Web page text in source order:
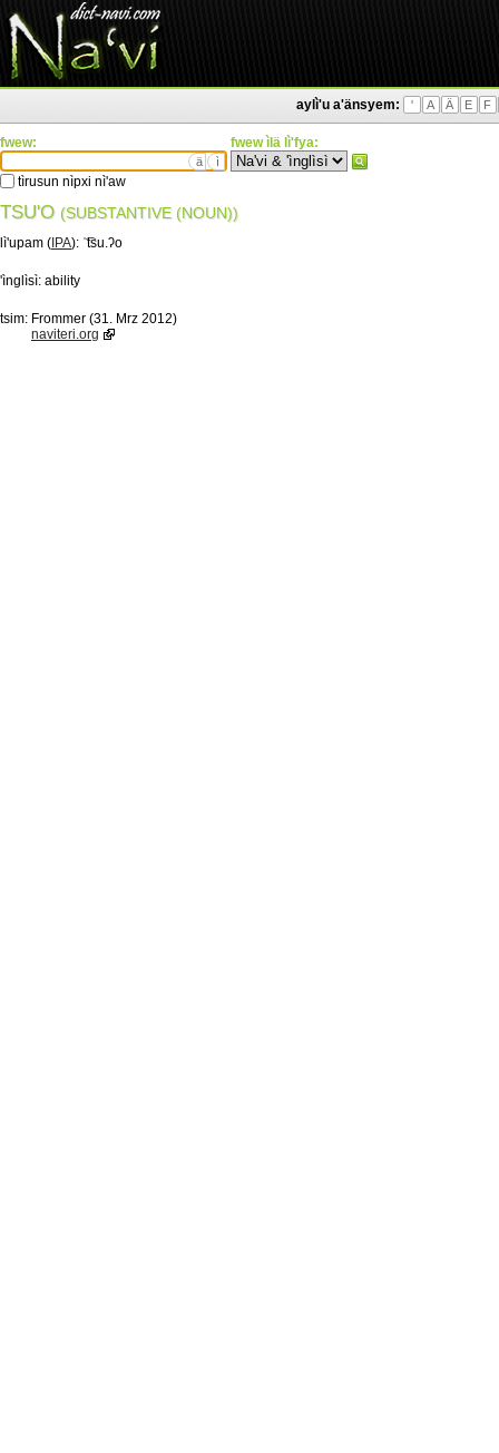
aylì'u a'änsyem: ' A Ä E F
fwew:
ä ì
tìrusun nìpxi nì'aw
fwew ìlä lì'fya:
TSU'O (SUBSTANTIVE (NOUN))
lì'upam ( IPA): ˈ͡tsu.ʔo
'ìnglìsì: ability
tsim: Frommer (31. Mrz 2012)
naviteri.org